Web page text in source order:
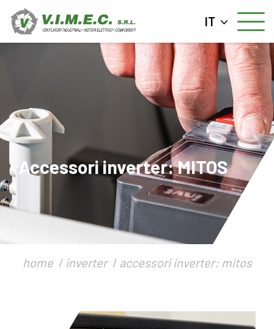
IT
Accessori inverter: MITOS
home inverter accessori inverter: mitos